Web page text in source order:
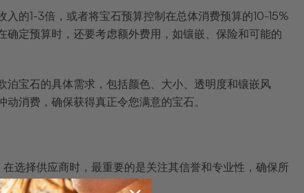
的1-3倍，或者将宝石预算控制在总体消费预算的10-15%
定预算时，还要考虑额外费用，如镶嵌、保险和可能的
宝石的具体需求，包括颜色、大小、透明度和镶嵌风
消费，确保获得真正令您满意的宝石。
选择供应商时，最重要的是关注其信誉和专业性，确保所
碑。